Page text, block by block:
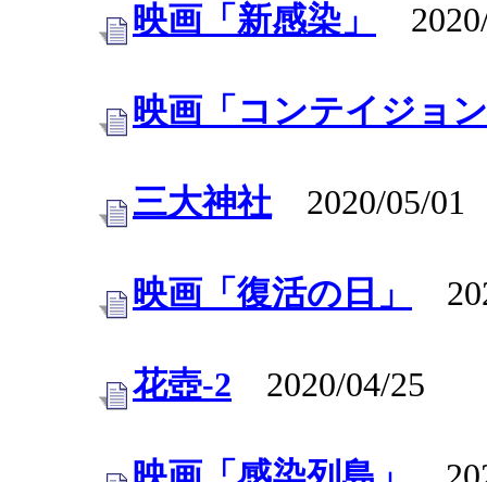
映画「新感染」
映画「コンテイジョ
三大神社2020/05/01
映画「復活の日」
花壺-2 2020/04/25